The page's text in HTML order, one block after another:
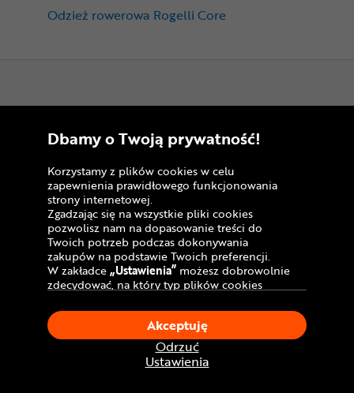
Odzież rowerowa Rogelli Core
Salony stacjonarne
Formy płatności
Zakupy na raty
Leasing roweru
Dostawa - koszt i opcje
Punkty odbioru rowerów
Sprawdź status zamówienia
Dbamy o Twoją prywatność!
Korzystamy z plików cookies w celu
zapewnienia prawidłowego funkcjonowania
strony internetowej.
Zgadzając się na wszystkie pliki cookies
pozwolisz nam na dopasowanie treści do
Twoich potrzeb podczas dokonywania
zakupów na podstawie Twoich preferencji.
W zakładce„Ustawienia” możesz dobrowolnie
zdecydować, na który typ plików cookies
Klikając„Akceptuję”, wyrażasz zgodę na
stosowanie ciasteczek zgodnie z ustawieniami
Twojej przeglądarki.
W dowolnym momencie, możesz dokonać
zmiany swojego wyboru klikając opcję
Ustawienia
Odrzuć
Akceptuję